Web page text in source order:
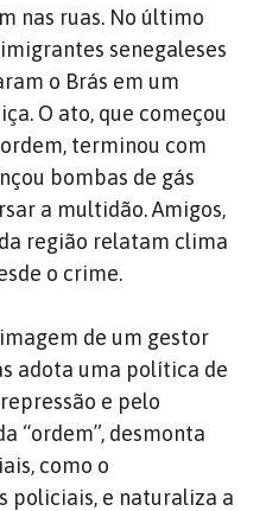
nas ruas. No último
senegaleses
o Brás em um
O ato, que começou
terminou com
bombas de gás
a multidão. Amigos,
região relatam clima
o crime.
de um gestor
adota uma política de
e pelo
“ordem”, desmonta
como o
policiais, e naturaliza a